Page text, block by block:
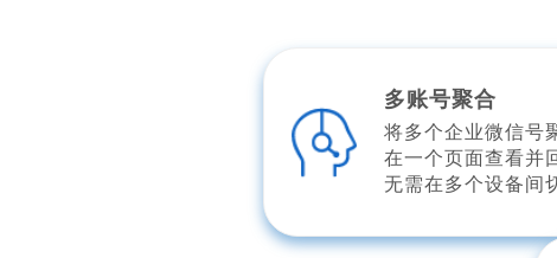
多账号聚合
将多个企业微信号
在一个页面查看并
无需在多个设备间